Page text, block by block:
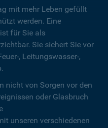
mit mehr Leben gefüllt
werden. Eine
ist für Sie als
Sie sichert Sie vor
, Leitungswasser-,
nicht von Sorgen vor den
oder Glasbruch
unseren verschiedenen